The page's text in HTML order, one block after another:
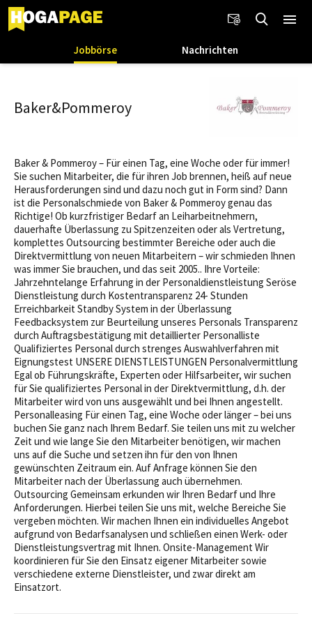
Jobbörse Nachrichten
Baker&Pommeroy
Baker & Pommeroy – Für einen Tag, eine Woche oder für immer!
Sie suchen Mitarbeiter, die für ihren Job brennen, heiß auf neue
Herausforderungen sind und dazu noch gut in Form sind? Dann
ist die Personalschmiede von Baker & Pommeroy genau das
Richtige! Ob kurzfristiger Bedarf an Leiharbeitnehmern,
dauerhafte Überlassung zu Spitzenzeiten oder als Vertretung,
komplettes Outsourcing bestimmter Bereiche oder auch die
Direktvermittlung von neuen Mitarbeitern – wir schmieden Ihnen
was immer Sie brauchen, und das seit 2005.. Ihre Vorteile:
Jahrzehntelange Erfahrung in der Personaldienstleistung Seröse
Dienstleistung durch Kostentransparenz 24- Stunden
Erreichbarkeit Standby System in der Überlassung
Feedbacksystem zur Beurteilung unseres Personals Transparenz
durch Auftragsbestätigung mit detaillierter Personalliste
Qualifiziertes Personal durch strenges Auswahlverfahren mit
Eignungstest UNSERE DIENSTLEISTUNGEN Personalvermittlung
Egal ob Führungskräfte, Experten oder Hilfsarbeiter, wir suchen
für Sie qualifiziertes Personal in der Direktvermittlung, d.h. der
Mitarbeiter wird von uns ausgewählt und bei Ihnen angestellt.
Personalleasing Für einen Tag, eine Woche oder länger – bei uns
buchen Sie ganz nach Ihrem Bedarf. Sie teilen uns mit zu welcher
Zeit und wie lange Sie den Mitarbeiter benötigen, wir machen
uns auf die Suche und setzen ihn für den von Ihnen
gewünschten Zeitraum ein. Auf Anfrage können Sie den
Mitarbeiter nach der Überlassung auch übernehmen.
Outsourcing Gemeinsam erkunden wir Ihren Bedarf und Ihre
Anforderungen. Hierbei teilen Sie uns mit, welche Bereiche Sie
vergeben möchten. Wir machen Ihnen ein individuelles Angebot
aufgrund von Bedarfsanalysen und schließen einen Werk- oder
Dienstleistungsvertrag mit Ihnen. Onsite-Management Wir
koordinieren für Sie den Einsatz eigener Mitarbeiter sowie
verschiedene externe Dienstleister, und zwar direkt am
Einsatzort.